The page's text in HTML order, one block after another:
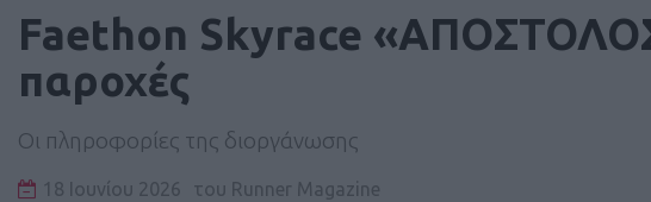
Faethon Skyrace
παροχές
Οι πληροφορίες της διοργάνωσης
18 Ιουνίου 2026 του Runner Magazine